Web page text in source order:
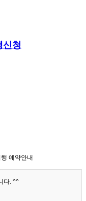
신청
예약안내
다. ^^